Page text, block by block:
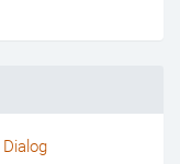
Dialog